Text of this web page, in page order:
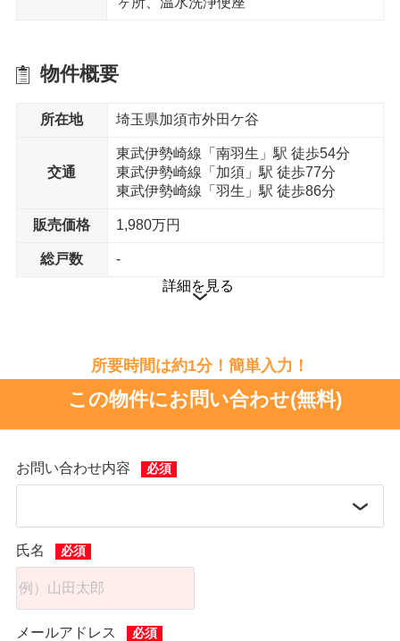
物件概要
所在地 埼玉県加須市外田ケ谷
交通
東武伊勢崎線「南羽生」駅 徒歩54分
東武伊勢崎線「加須」駅 徒歩77分
東武伊勢崎線「羽生」駅 徒歩86分
販売価格 1,980万円
総戸数
-
詳細を見る
所要時間は約1分！簡単入力！
この物件にお問い合わせ(無料)
お問い合わせ内容
氏名
メールアドレス